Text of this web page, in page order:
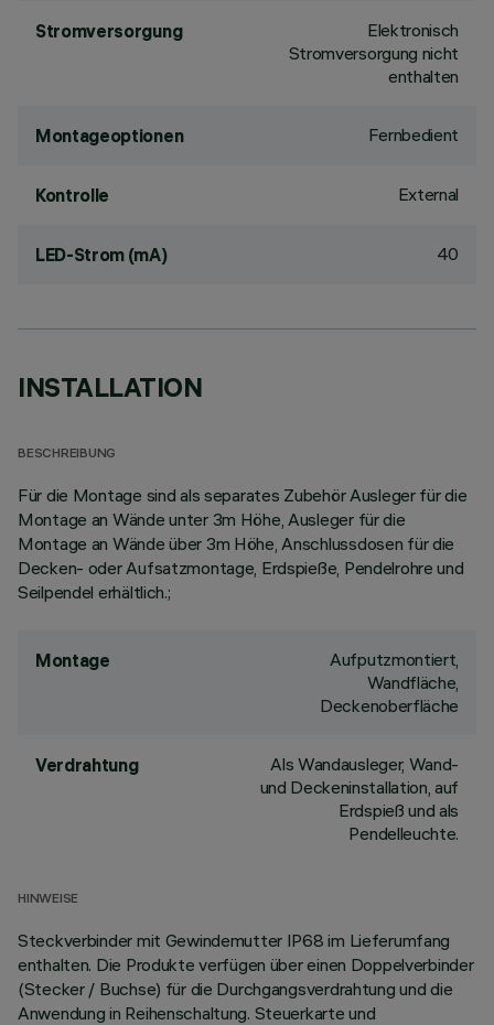
Stromversorgung
Elektronisch
Stromversorgung nicht
enthalten
Montageoptionen Fernbedient
Kontrolle External
LED-Strom (mA) 40
INSTALLATION
BESCHREIBUNG
Für die Montage sind als separates Zubehör Ausleger für die
Montage an Wände unter 3m Höhe, Ausleger für die
Montage an Wände über 3m Höhe, Anschlussdosen für die
Decken- oder Aufsatzmontage, Erdspieße, Pendelrohre und
Seilpendel erhältlich.;
Montage
Aufputzmontiert,
Wandfläche,
Deckenoberfläche
Verdrahtung
Als Wandausleger, Wand-
und Deckeninstallation, auf
Erdspieß und als
Pendelleuchte.
HINWEISE
Steckverbinder mit Gewindemutter IP68 im Lieferumfang
enthalten. Die Produkte verfügen über einen Doppelverbinder
(Stecker / Buchse) für die Durchgangsverdrahtung und die
Anwendung in Reihenschaltung. Steuerkarte und